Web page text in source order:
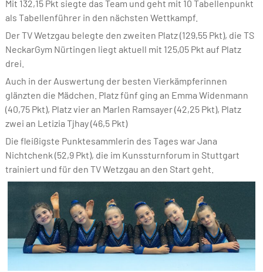
Mit 132,15 Pkt siegte das Team und geht mit 10 Tabellenpunkt
als Tabellenführer in den nächsten Wettkampf.
Der TV Wetzgau belegte den zweiten Platz (129,55 Pkt), die TS
NeckarGym Nürtingen liegt aktuell mit 125,05 Pkt auf Platz
drei.
Auch in der Auswertung der besten Vierkämpferinnen
glänzten die Mädchen. Platz fünf ging an Emma Widenmann
(40,75 Pkt), Platz vier an Marlen Ramsayer (42,25 Pkt), Platz
zwei an Letizia Tjhay (46,5 Pkt)
Die fleißigste Punktesammlerin des Tages war Jana
Nichtchenk (52,9 Pkt), die im Kunssturnforum in Stuttgart
trainiert und für den TV Wetzgau an den Start geht.